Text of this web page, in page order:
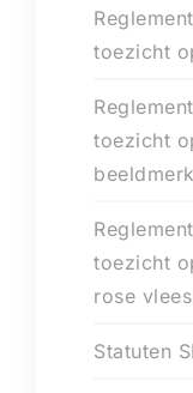
toezicht
toezicht
toezicht
rose
Statuten